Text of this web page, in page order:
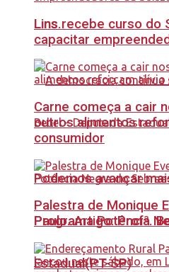
Lins.
Podemos avançar
Paulo. Artigo: Profª.
Estadual(PT-SP)
Lins recebe curso do
capacitar
Carne começa a cair
outros alimentos
consumidor
Palestra de Monique
Programa Potência